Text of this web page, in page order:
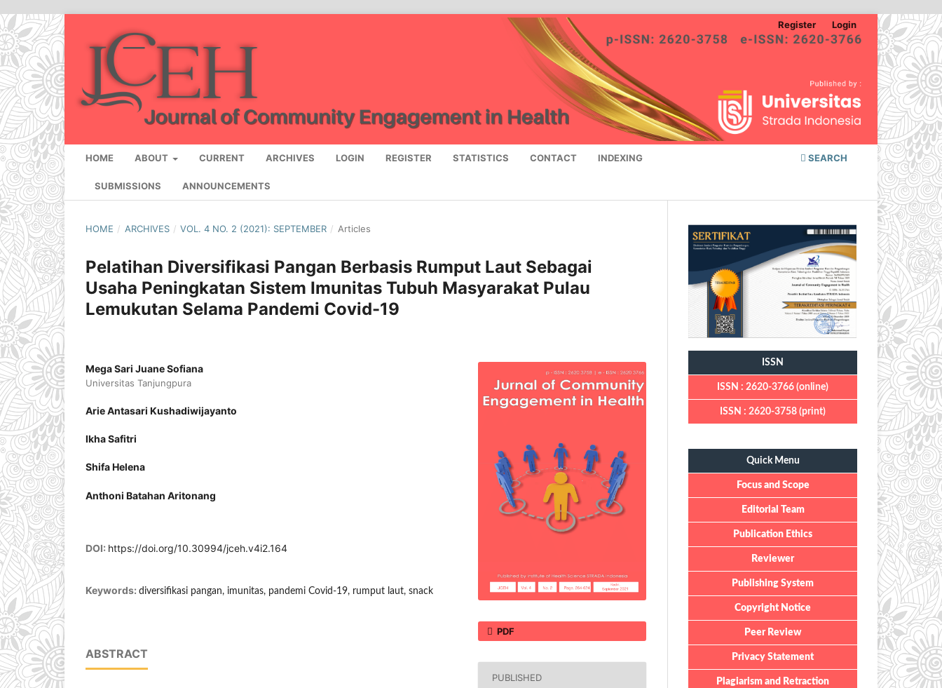
HOME ABOUT CURRENT ARCHIVES LOGIN REGISTER STATISTICS CONTACT INDEXING
SUBMISSIONS ANNOUNCEMENTS
SEARCH
Register Login
HOME / ARCHIVES / VOL. 4 NO. 2 (2021): SEPTEMBER / Articles
Pelatihan Diversifikasi Pangan Berbasis Rumput Laut Sebagai
Usaha Peningkatan Sistem Imunitas Tubuh Masyarakat Pulau
Lemukutan Selama Pandemi Covid-19
Mega Sari Juane Sofiana
Universitas Tanjungpura
Arie Antasari Kushadiwijayanto
Ikha Safitri
Shifa Helena
Anthoni Batahan Aritonang
DOI: https://doi.org/10.30994/jceh.v4i2.164
Keywords: diversifikasi pangan, imunitas, pandemi Covid-19, rumput laut, snack
ABSTRACT
PDF
PUBLISHED
ISSN
ISSN : 2620-3766 (online)
ISSN : 2620-3758 (print)
Quick Menu
Focus and Scope
Editorial Team
Publication Ethics
Reviewer
Publishing System
Copyright Notice
Peer Review
Privacy Statement
Plagiarism and Retraction